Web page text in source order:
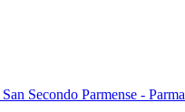
San Secondo Parmense - Parma